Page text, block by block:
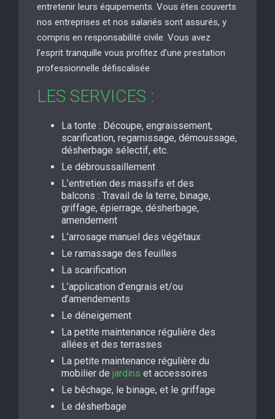
entretenir leurs équipements. Vous êtes couverts
nos entreprises et nos salariés sont assurés, y
compris en responsabilité civile. Vous avez
l’esprit tranquille vous profitez d’une prestation
professionnelle défiscalisée
LES SERVICES :
La tonte : Découpe, engraissement,
scarification, regarnissage, démoussage,
désherbage sélectif, etc.
Le débroussaillement
L’entretien des massifs et des
balcons : Travail de la terre, binage,
griffage, épierrage, désherbage,
amendement
L’arrosage manuel des végétaux
Le ramassage des feuilles
La scarification
L’application d’engrais et/ou
d’amendements
Le déneigement
La petite maintenance régulière des
allées et des terrasses
La petite maintenance régulière du
mobilier de jardins et accessoires
Le bêchage, le binage, et le griffage
Le désherbage